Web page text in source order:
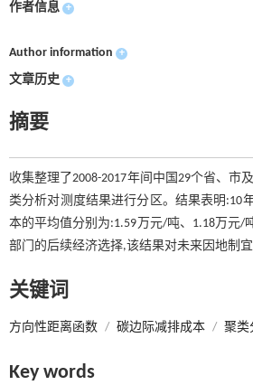
作者信息 +
Author information +
文章历史 +
摘要
收集整理了2008-2017年间中国29个省、
类分析对测度结果进行分区。结果表明:10
本的平均值分别为:1.59万元/吨、1.18万元/
部门的后续经济选择,该结果对未来因地制
关键词
方向性距离函数 / 碳边际减排成本 / 聚类
Key words